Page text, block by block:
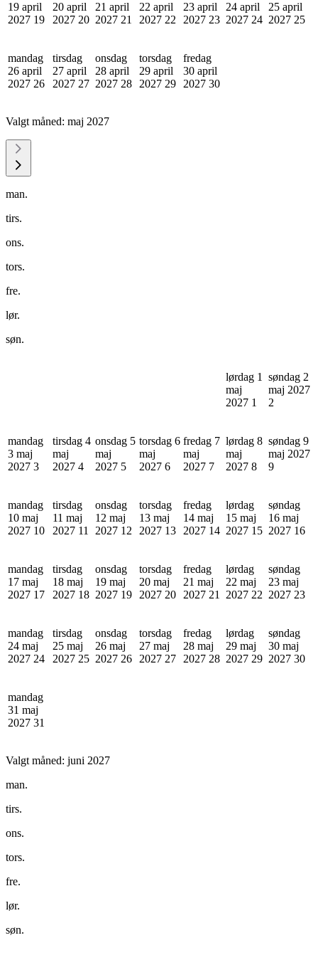
19 april
2027 19
20 april
2027 20
21 april
2027 21
22 april
2027 22
23 april
2027 23
24 april
2027 24
25 april
2027 25
mandag
26 april
2027 26
tirsdag
27 april
2027 27
onsdag
28 april
2027 28
torsdag
29 april
2027 29
fredag
30 april
2027 30
Valgt måned: maj 2027
man.
tirs.
ons.
tors.
fre.
lør.
søn.
lørdag 1
maj
2027 1
søndag 2
maj 2027
2
mandag
3 maj
2027 3
tirsdag 4
maj
2027 4
onsdag 5
maj
2027 5
torsdag 6
maj
2027 6
fredag 7
maj
2027 7
lørdag 8
maj
2027 8
søndag 9
maj 2027
9
mandag
10 maj
2027 10
tirsdag
11 maj
2027 11
onsdag
12 maj
2027 12
torsdag
13 maj
2027 13
fredag
14 maj
2027 14
lørdag
15 maj
2027 15
søndag
16 maj
2027 16
mandag
17 maj
2027 17
tirsdag
18 maj
2027 18
onsdag
19 maj
2027 19
torsdag
20 maj
2027 20
fredag
21 maj
2027 21
lørdag
22 maj
2027 22
søndag
23 maj
2027 23
mandag
24 maj
2027 24
tirsdag
25 maj
2027 25
onsdag
26 maj
2027 26
torsdag
27 maj
2027 27
fredag
28 maj
2027 28
lørdag
29 maj
2027 29
søndag
30 maj
2027 30
mandag
31 maj
2027 31
Valgt måned: juni 2027
man.
tirs.
ons.
tors.
fre.
lør.
søn.